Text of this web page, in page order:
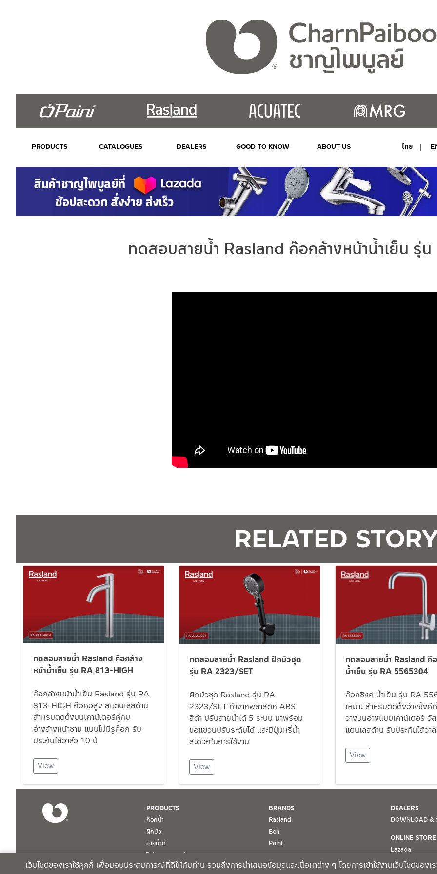
PRODUCTS CATALOGUES DEALERS GOOD TO KNOW ABOUT US ไทย
ทดสอบสายน้ำ Rasland ก๊อกล้างหน้าน้ำเย็น รุ่
RELATED
ทดสอบสายน้ำ Rasland ก๊อกล้าง
หน้าน้ำเย็น รุ่น RA 813-HIGH
ก๊อกล้างหน้าน้ำเย็น Rasland รุ่น RA
813-HIGH ก๊อคอสูง สแตนเลสด้าน
สำหรับติดตั้งบนเคาน์เตอร์คู่กับ
อ่างล้างหน้าชาม แบบไม่มีรูก๊อก รับ
ประกันไส้วาล์ว 10 ปี
View
ทดสอบสายน้ำ Rasland ฝักบัวชุด
รุ่น RA 2323/SET
ฝักบัวชุด Rasland รุ่น RA
2323/SET ทำจากพลาสติก ABS
สีดำ ปรับสายน้ำได้ 5 ระบบ มาพร้อม
ขอแขวนปรับระดับได้ และมีปุ่มหรี่น้ำ
สะดวกในการใช้งาน
View
ทดสอบสายน้ำ Rasland ก๊
น้ำเย็น รุ่น RA 5565304
ก๊อกซิงค์ น้ำเย็น รุ่น RA
เหมาะ สำหรับติดตั้งอ่างซิ้งค์
วางบนอ่างแบบเคาน์เตอร์ วั
แตนเลสด้าน รับประกันไส้วา
View
PRODUCTS
ก๊อกน้ำ
ฝักบัว
สายน้ำดี
โถปัสสาวะชาย / Urinal
สินค้าทั้งหมด
BRANDS
Rasland
Ben
Paini
Schell
DEALERS
DOWNLOAD &
ONLINE
Lazada
Shopee
เว็บไซต์ของเราใช้คุกกี้ เพื่อมอบประสบการณ์ที่ดีให้กับท่าน รวมถึงการนำเสนอข้อมูลและเนื้อหาต่าง ๆ โดยการเข้าใช้งานเว็บไซต์ของ